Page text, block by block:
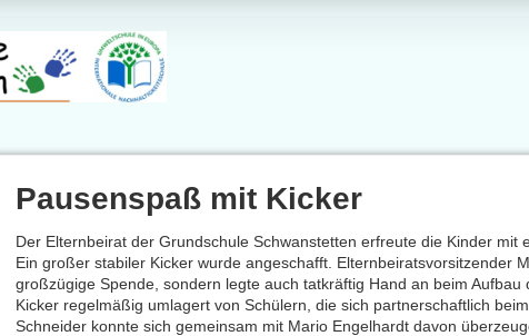
Pausenspaß mit Kicker
Der Elternbeirat der Grundschule Schwanstetten erfreute die Kinder mit
Ein großer stabiler Kicker wurde angeschafft. Elternbeiratsvorsitzender
großzügige Spende, sondern legte auch tatkräftig Hand an beim
Kicker regelmäßig umlagert von Schülern, die sich partnerschaftlich
Schneider konnte sich gemeinsam mit Mario Engelhardt davon